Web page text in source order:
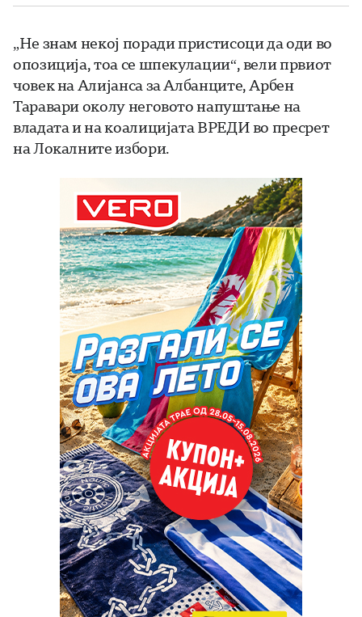
„Не знам некој поради пристисоци да оди во
опозиција, тоа се шпекулации“, вели првиот
човек на Алијанса за Албанците, Арбен
Таравари околу неговото напуштање на
владата и на коалицијата ВРЕДИ во пресрет
на Локалните избори.